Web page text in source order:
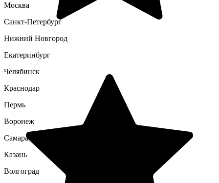
Москва
Санкт-Петербург
Нижний Новгород
Екатеринбург
Челябинск
Краснодар
Пермь
Воронеж
Самара
Казань
Волгоград